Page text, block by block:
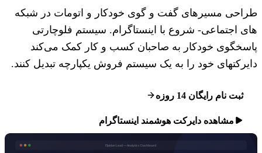
طراحی مسیرهای گفت و گوی خودکار و اتومات در شبکه
های اجتماعی- شروع با اینستاگرام. سیستم فلوچارتی
پاسخگوی خودکار به صاحبان کسب و کار کمک می‌کند
دایرکتهای خود را به یک سیستم فروش یکپارچه تبدیل کنند.
ثبت نام رایگان 14 روزه
مشاهده دایرکت هوشمند اینستاگرام